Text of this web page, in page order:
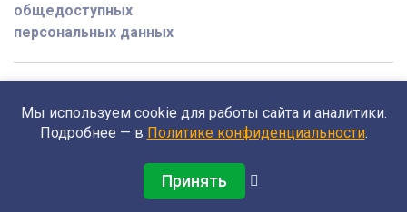
общедоступных
персональных данных
Поддержка
support@opedagoge.ru
Мы используем cookie для работы сайта и аналитики.
Подробнее — в Политике конфиденциальности.
Принять